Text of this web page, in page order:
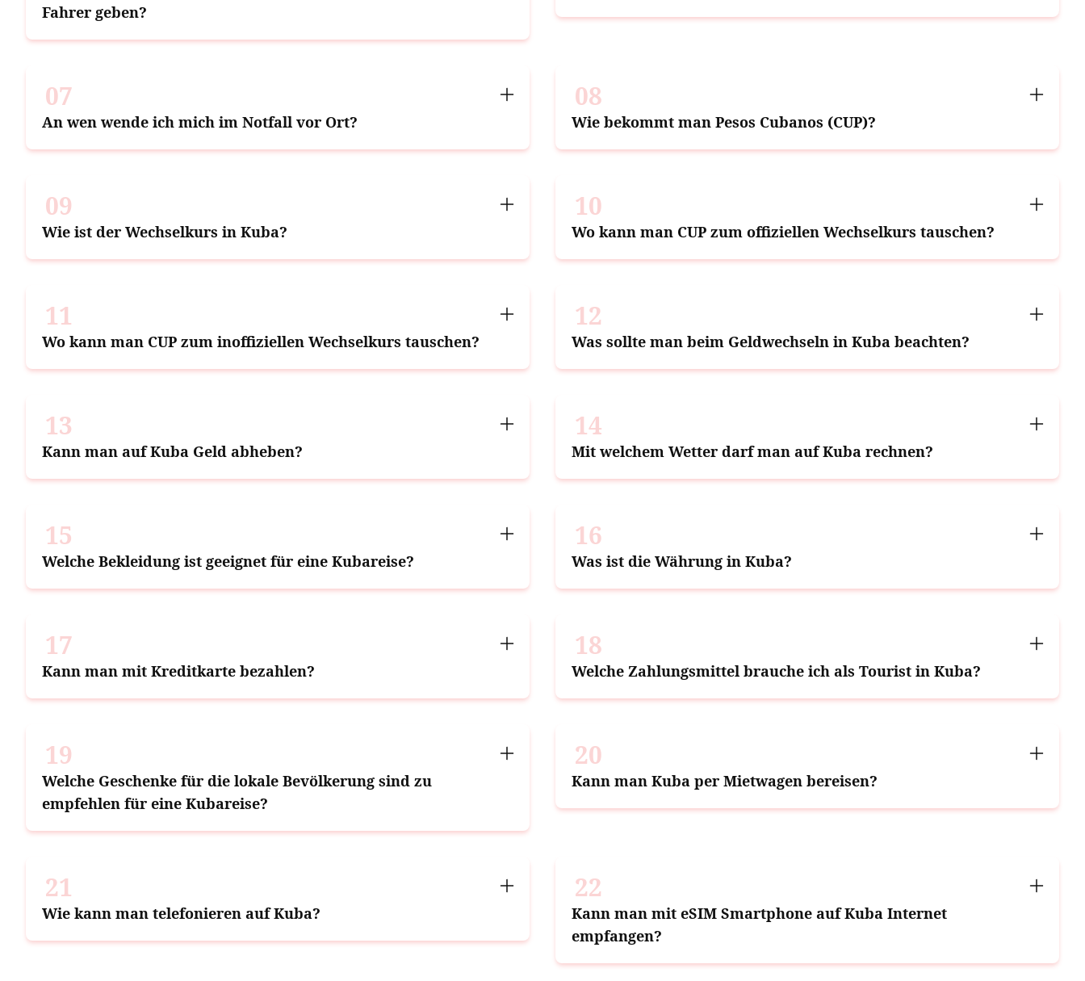
Fahrer geben?
07
An wen wende ich mich im Notfall vor Ort?
08
Wie bekommt man Pesos Cubanos (CUP)?
09
Wie ist der Wechselkurs in Kuba?
10
Wo kann man CUP zum offiziellen Wechselkurs tauschen?
11
Wo kann man CUP zum inoffiziellen Wechselkurs tauschen?
12
Was sollte man beim Geldwechseln in Kuba beachten?
13
Kann man auf Kuba Geld abheben?
14
Mit welchem Wetter darf man auf Kuba rechnen?
15
Welche Bekleidung ist geeignet für eine Kubareise?
16
Was ist die Währung in Kuba?
17
Kann man mit Kreditkarte bezahlen?
18
Welche Zahlungsmittel brauche ich als Tourist in Kuba?
19
Welche Geschenke für die lokale Bevölkerung sind zu
empfehlen für eine Kubareise?
20
Kann man Kuba per Mietwagen bereisen?
21
Wie kann man telefonieren auf Kuba?
22
Kann man mit eSIM Smartphone auf Kuba Internet
empfangen?